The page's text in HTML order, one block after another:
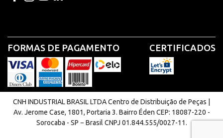
FORMAS DE PAGAMENTO CERTIFICADOS
CNH INDUSTRIAL BRASIL LTDA Centro de Distribuição de Peças |
Av. Jerome Case, 1801, Portaria 3. Bairro Éden CEP: 18087-220 -
Sorocaba - SP − Brasil CNPJ 01.844.555/0027-11.